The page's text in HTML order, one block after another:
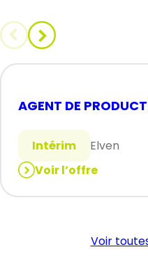
AGENT DE
Intérim
Elven
Voir l’offre
:
AGENT
Voir